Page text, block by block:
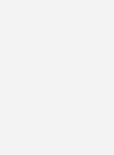
kein Anruf mehr außerhalb
in 32 Sprachen konfigurieren.
ihres Betriebs
wie Projektverwaltung,
umfasst. Dies ermöglicht